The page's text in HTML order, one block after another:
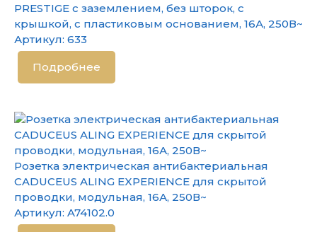
PRESTIGE с заземлением, без шторок, с
крышкой, с пластиковым основанием, 16А, 250В~
Артикул: 633
Подробнее
Розетка электрическая антибактериальная
CADUCEUS ALING EXPERIENCE для скрытой
проводки, модульная, 16А, 250В~
Артикул: A74102.0